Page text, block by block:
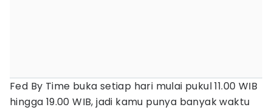
Fed By Time buka setiap hari mulai pukul 11.00 WIB
hingga 19.00 WIB, jadi kamu punya banyak waktu